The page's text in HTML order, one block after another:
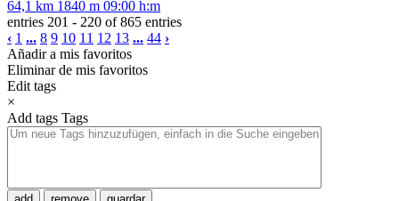
64,1 km 1840 m 09:00 h:m
entries 201 - 220 of 865 entries
‹ 1 ... 8 9 10 11 12 13 ... 44 ›
Añadir a mis favoritos
Eliminar de mis favoritos
Edit tags
×
Add tags Tags